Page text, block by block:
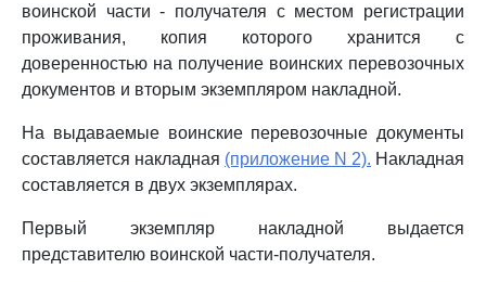
воинской части - получателя с местом регистрации
проживания, копия которого хранится с
доверенностью на получение воинских перевозочных
документов и вторым экземпляром накладной.
На выдаваемые воинские перевозочные документы
составляется накладная (приложение N 2). Накладная
составляется в двух экземплярах.
Первый экземпляр накладной выдается
представителю воинской части-получателя.